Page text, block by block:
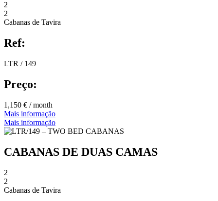
2
2
Cabanas de Tavira
Ref:
LTR / 149
Preço:
1,150 € / month
Mais informação
Mais informação
CABANAS DE DUAS CAMAS
2
2
Cabanas de Tavira